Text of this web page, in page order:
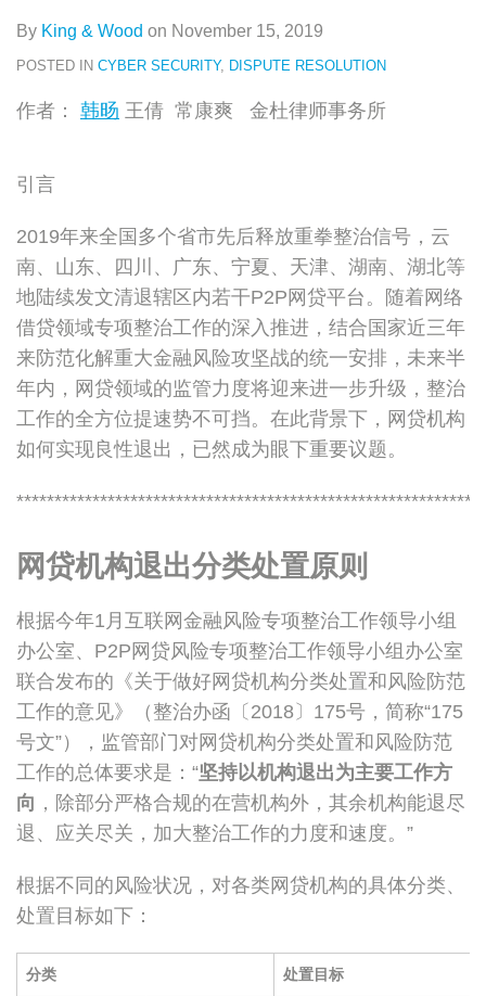
By King & Wood on November 15, 2019
POSTED IN CYBER SECURITY, DISPUTE RESOLUTION
作者： 韩旸 王倩 常康爽 金杜律师事务所
引言
2019年来全国多个省市先后释放重拳整治信号，云
南、山东、四川、广东、宁夏、天津、湖南、湖北等
地陆续发文清退辖区内若干P2P网贷平台。随着网络
借贷领域专项整治工作的深入推进，结合国家近三年
来防范化解重大金融风险攻坚战的统一安排，未来半
年内，网贷领域的监管力度将迎来进一步升级，整治
工作的全方位提速势不可挡。在此背景下，网贷机构
如何实现良性退出，已然成为眼下重要议题。
网贷机构退出分类处置原则
根据今年1月互联网金融风险专项整治工作领导小组
办公室、P2P网贷风险专项整治工作领导小组办公室
联合发布的《关于做好网贷机构分类处置和风险防范
工作的意见》（整治办函〔2018〕175号，简称“175
号文”），监管部门对网贷机构分类处置和风险防范
工作的总体要求是：“坚持以机构退出为主要工作方
向 ，除部分严格合规的在营机构外，其余机构能退尽
退、应关尽关，加大整治工作的力度和速度。”
根据不同的风险状况，对各类网贷机构的具体分类、
处置目标如下：
分类 处置目标